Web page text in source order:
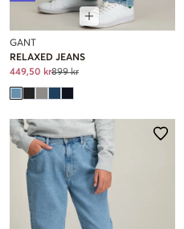
GANT
RELAXED JEANS
449,50 kr899 kr